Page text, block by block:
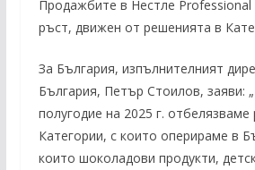
Продажбите в Нестле Professional
ръст, движен от решенията в
За България, изпълнителният
България, Петър Стоилов, заяви:
полугодие на 2025 г.
Категории, с които оперираме в
които шоколадови продукти,